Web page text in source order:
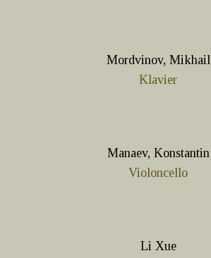
Mordvinov, Mikhail
Klavier
Manaev, Konstantin
Violoncello
Li Xue